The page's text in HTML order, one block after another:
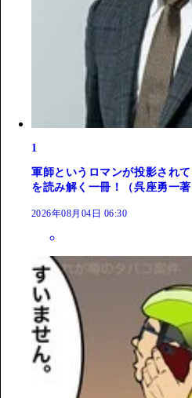
1
軍師というロマンが投影され
を読み解く一冊！（呉座勇一著
2026年08月04日 06:30